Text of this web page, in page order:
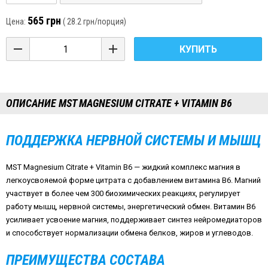
Цена: 565 грн ( 28.2 грн/порция)
КУПИТЬ
ОПИСАНИЕ MST MAGNESIUM CITRATE + VITAMIN B6
ПОДДЕРЖКА НЕРВНОЙ СИСТЕМЫ И МЫШЦ
MST Magnesium Citrate + Vitamin B6 — жидкий комплекс магния в
легкоусвояемой форме цитрата с добавлением витамина B6. Магний
участвует в более чем 300 биохимических реакциях, регулирует
работу мышц, нервной системы, энергетический обмен. Витамин B6
усиливает усвоение магния, поддерживает синтез нейромедиаторов
и способствует нормализации обмена белков, жиров и углеводов.
ПРЕИМУЩЕСТВА СОСТАВА